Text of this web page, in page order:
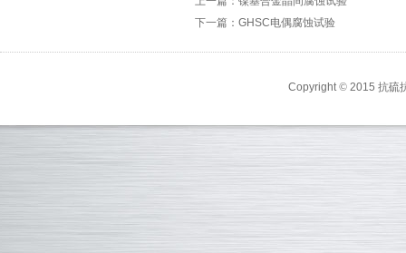
下一篇：GHSC电偶腐蚀试验
Copyright©2015 抗硫